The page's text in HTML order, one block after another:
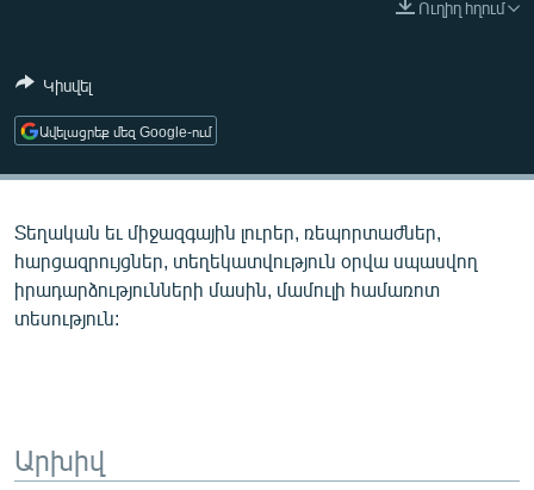
ՄԵԿՆԱԲԱՆՈՒԹՅՈՒՆ
ԿՈՐՈՆԱՎԻՐՈՒՍ
ԱՐԽԻՎ
ՏԵՍԱՆՅՈՒԹԵՐ
ՓՈԴՔԱՍԹ
Ուղիղ հղում
Կիսվել
Ավելացրեք մեզ Google-ում
Տեղական եւ միջազգային լուրեր, ռեպորտաժներ,
հարցազրույցներ, տեղեկատվություն օրվա սպասվող
իրադարձությունների մասին, մամուլի համառոտ
տեսություն:
Արխիվ